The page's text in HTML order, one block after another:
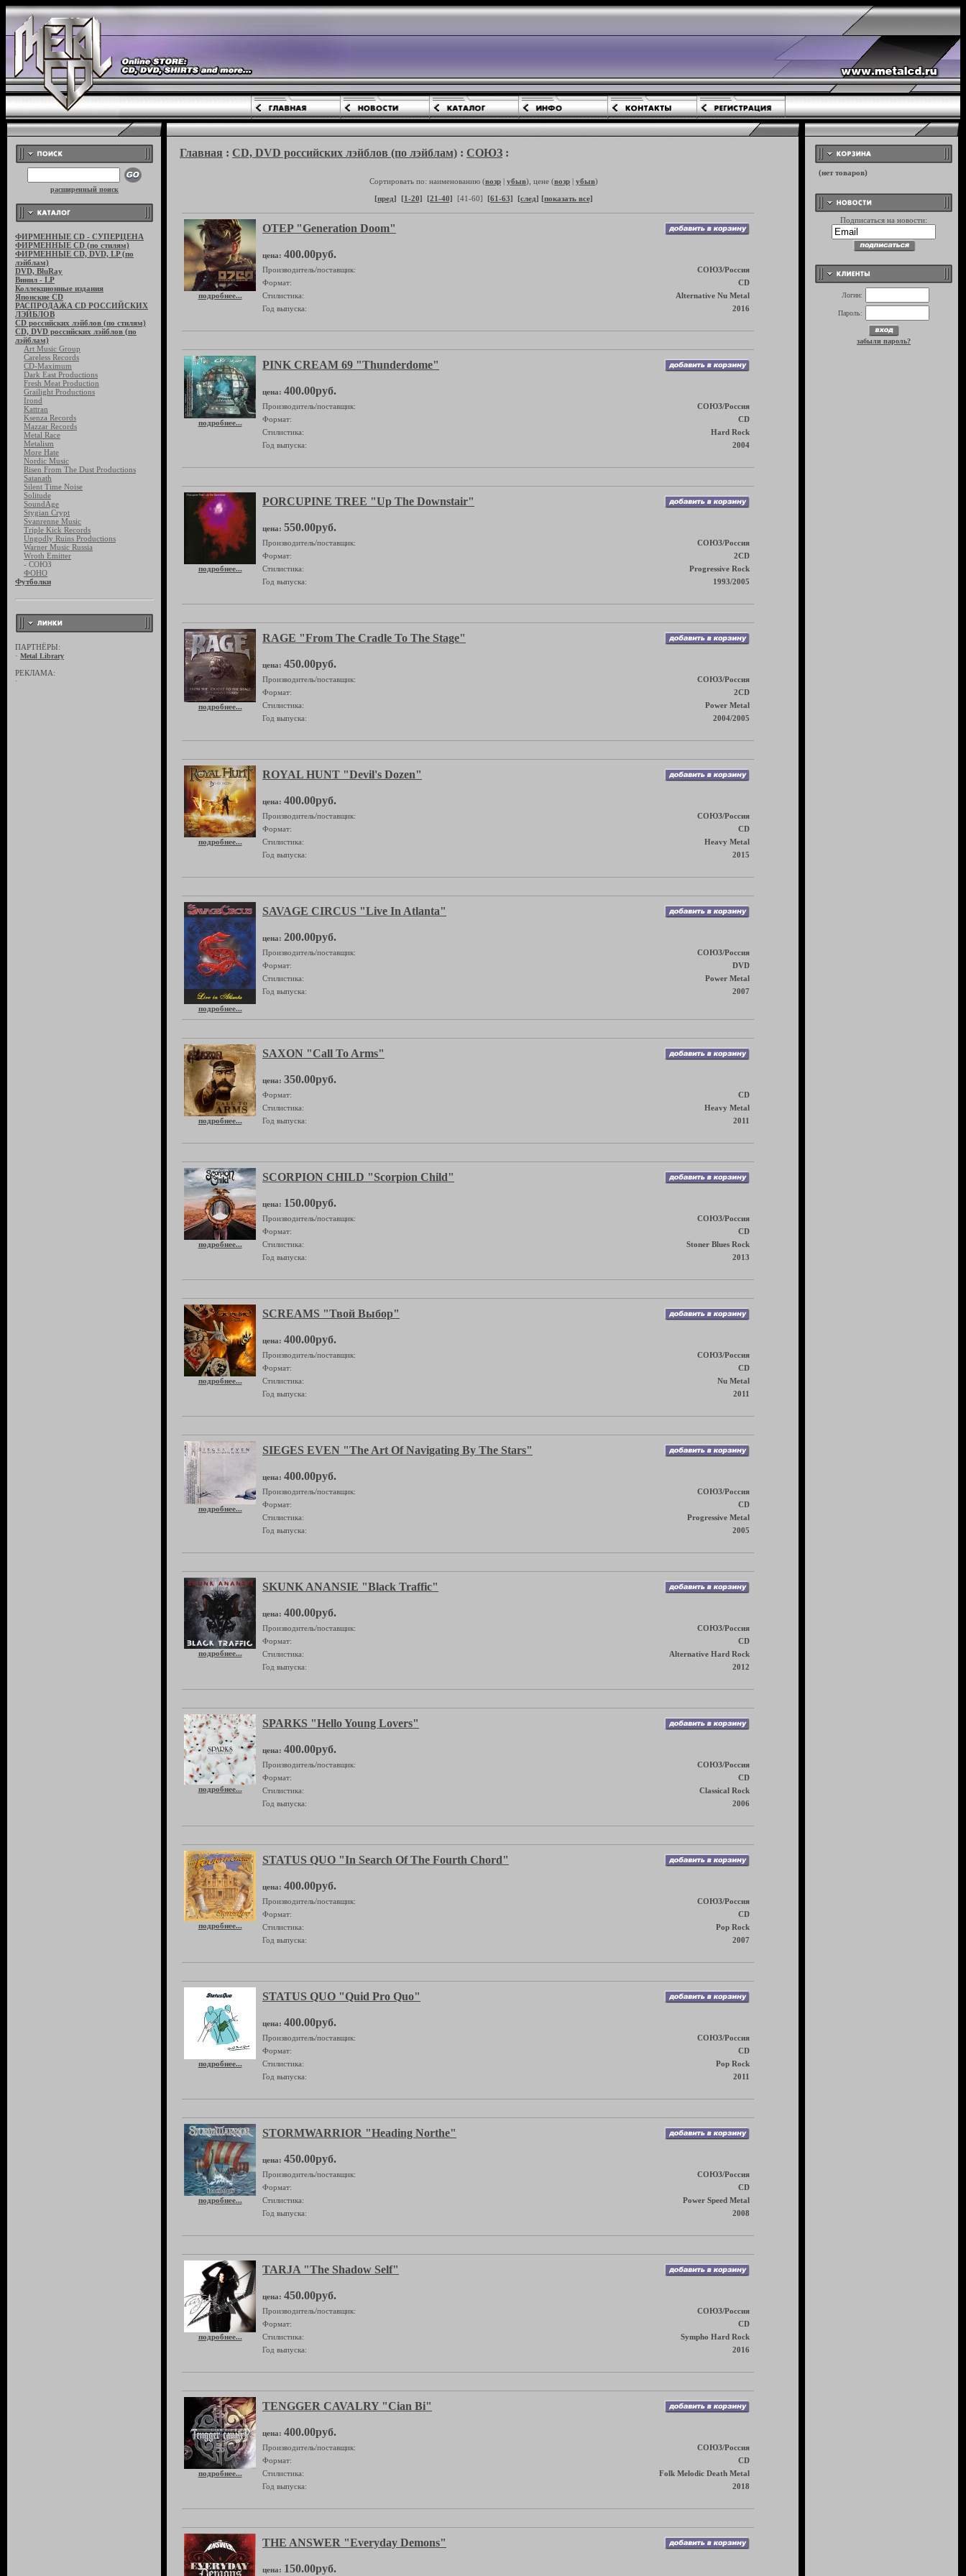
расширенный поиск
ФИРМЕННЫЕ CD - СУПЕРЦЕНА
ФИРМЕННЫЕ CD (по стилям)
ФИРМЕННЫЕ CD, DVD, LP (по
лэйблам)
DVD, BluRay
Винил - LP
Коллекционные издания
Японские CD
РАСПРОДАЖА CD РОССИЙСКИХ
ЛЭЙБЛОВ
CD российских лэйблов (по стилям)
CD, DVD российских лэйблов (по
лэйблам)
Art Music Group
Careless Records
CD-Maximum
Dark East Productions
Fresh Meat Production
Grailight Productions
Irond
Kattran
Ksenza Records
Mazzar Records
Metal Race
Metalism
More Hate
Nordic Music
Risen From The Dust Productions
Satanath
Silent Time Noise
Solitude
SoundAge
Stygian Crypt
Svanrenne Music
Triple Kick Records
Ungodly Ruins Productions
Warner Music Russia
Wroth Emitter
- СОЮЗ
ФОНО
Футболки
ПАРТНЁРЫ:
· Metal Library
РЕКЛАМА:
·
Главная : CD, DVD российских лэйблов (по лэйблам) : СОЮЗ :
Сортировать по: наименованию (возр | убыв), цене (возр | убыв)
[пред] [1-20] [21-40] [41-60] [61-63] [след] [показать все]
подробнее...
OTEP "Generation Doom"
цена: 400.00руб.
Производитель/поставщик:
СОЮЗ/Россия
Формат:
CD
Стилистика:
Alternative Nu Metal
Год выпуска:
2016
подробнее...
PINK CREAM 69 "Thunderdome"
цена: 400.00руб.
Производитель/поставщик:
СОЮЗ/Россия
Формат:
CD
Стилистика:
Hard Rock
Год выпуска:
2004
подробнее...
PORCUPINE TREE "Up The Downstair"
цена: 550.00руб.
Производитель/поставщик:
СОЮЗ/Россия
Формат:
2CD
Стилистика:
Progressive Rock
Год выпуска:
1993/2005
подробнее...
RAGE "From The Cradle To The Stage"
цена: 450.00руб.
Производитель/поставщик:
СОЮЗ/Россия
Формат:
2CD
Стилистика:
Power Metal
Год выпуска:
2004/2005
подробнее...
ROYAL HUNT "Devil's Dozen"
цена: 400.00руб.
Производитель/поставщик:
СОЮЗ/Россия
Формат:
CD
Стилистика:
Heavy Metal
Год выпуска:
2015
подробнее...
SAVAGE CIRCUS "Live In Atlanta"
цена: 200.00руб.
Производитель/поставщик:
СОЮЗ/Россия
Формат:
DVD
Стилистика:
Power Metal
Год выпуска:
2007
подробнее...
SAXON "Call To Arms"
цена: 350.00руб.
Формат:
CD
Стилистика:
Heavy Metal
Год выпуска:
2011
подробнее...
SCORPION CHILD "Scorpion Child"
цена: 150.00руб.
Производитель/поставщик:
СОЮЗ/Россия
Формат:
CD
Стилистика:
Stoner Blues Rock
Год выпуска:
2013
подробнее...
SCREAMS "Твой Выбор"
цена: 400.00руб.
Производитель/поставщик:
СОЮЗ/Россия
Формат:
CD
Стилистика:
Nu Metal
Год выпуска:
2011
подробнее...
SIEGES EVEN "The Art Of Navigating By The Stars"
цена: 400.00руб.
Производитель/поставщик:
СОЮЗ/Россия
Формат:
CD
Стилистика:
Progressive Metal
Год выпуска:
2005
подробнее...
SKUNK ANANSIE "Black Traffic"
цена: 400.00руб.
Производитель/поставщик:
СОЮЗ/Россия
Формат:
CD
Стилистика:
Alternative Hard Rock
Год выпуска:
2012
подробнее...
SPARKS "Hello Young Lovers"
цена: 400.00руб.
Производитель/поставщик:
СОЮЗ/Россия
Формат:
CD
Стилистика:
Classical Rock
Год выпуска:
2006
подробнее...
STATUS QUO "In Search Of The Fourth Chord"
цена: 400.00руб.
Производитель/поставщик:
СОЮЗ/Россия
Формат:
CD
Стилистика:
Pop Rock
Год выпуска:
2007
подробнее...
STATUS QUO "Quid Pro Quo"
цена: 400.00руб.
Производитель/поставщик:
СОЮЗ/Россия
Формат:
CD
Стилистика:
Pop Rock
Год выпуска:
2011
подробнее...
STORMWARRIOR "Heading Northe"
цена: 450.00руб.
Производитель/поставщик:
СОЮЗ/Россия
Формат:
CD
Стилистика:
Power Speed Metal
Год выпуска:
2008
подробнее...
TARJA "The Shadow Self"
цена: 450.00руб.
Производитель/поставщик:
СОЮЗ/Россия
Формат:
CD
Стилистика:
Sympho Hard Rock
Год выпуска:
2016
подробнее...
TENGGER CAVALRY "Cian Bi"
цена: 400.00руб.
Производитель/поставщик:
СОЮЗ/Россия
Формат:
CD
Стилистика:
Folk Melodic Death Metal
Год выпуска:
2018
THE ANSWER "Everyday Demons"
цена: 150.00руб.
Подписаться на новости:
Логин:
Пароль:
забыли пароль?